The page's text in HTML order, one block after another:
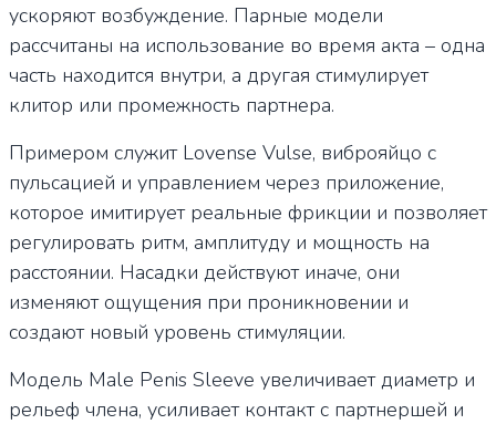
ускоряют возбуждение. Парные модели
рассчитаны на использование во время акта – одна
часть находится внутри, а другая стимулирует
клитор или промежность партнера.
Примером служит Lovense Vulse, виброяйцо с
пульсацией и управлением через приложение,
которое имитирует реальные фрикции и позволяет
регулировать ритм, амплитуду и мощность на
расстоянии. Насадки действуют иначе, они
изменяют ощущения при проникновении и
создают новый уровень стимуляции.
Модель Male Penis Sleeve увеличивает диаметр и
рельеф члена, усиливает контакт с партнершей и